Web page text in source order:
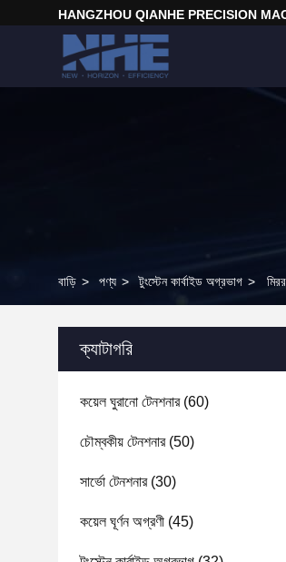
HANGZHOU QIANHE PRECISION
বাড়ি > পণ্য > টুংস্টেন কার্বাইড অগ্রভাগ >
ক্যাটাগরি
কয়েল ঘুরানো টেনশনার(60)
চৌম্বকীয় টেনশনার(50)
সার্ভো টেনশনার(30)
কয়েল ঘূর্ণন অগ্রণী (45)